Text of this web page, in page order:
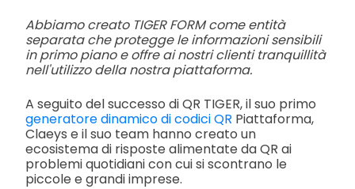
Abbiamo creato TIGER FORM come entità
separata che protegge le informazioni sensibili
in primo piano e offre ai nostri clienti tranquillità
nell'utilizzo della nostra piattaforma.
A seguito del successo di QR TIGER, il suo primo
generatore dinamico di codici QR Piattaforma,
Claeys e il suo team hanno creato un
ecosistema di risposte alimentate da QR ai
problemi quotidiani con cui si scontrano le
piccole e grandi imprese.